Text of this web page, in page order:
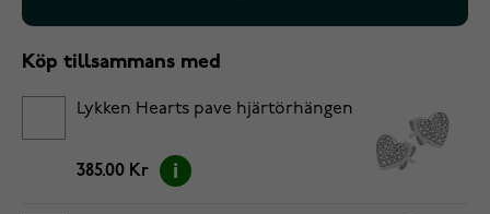
Köp tillsammans med
Lykken Hearts pave hjärtörhängen
385.00 Kr